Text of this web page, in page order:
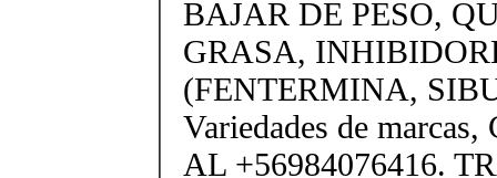
BAJAR DE PESO,
GRASA,
(FENTERMINA,
Variedades de
AL +56984076416.